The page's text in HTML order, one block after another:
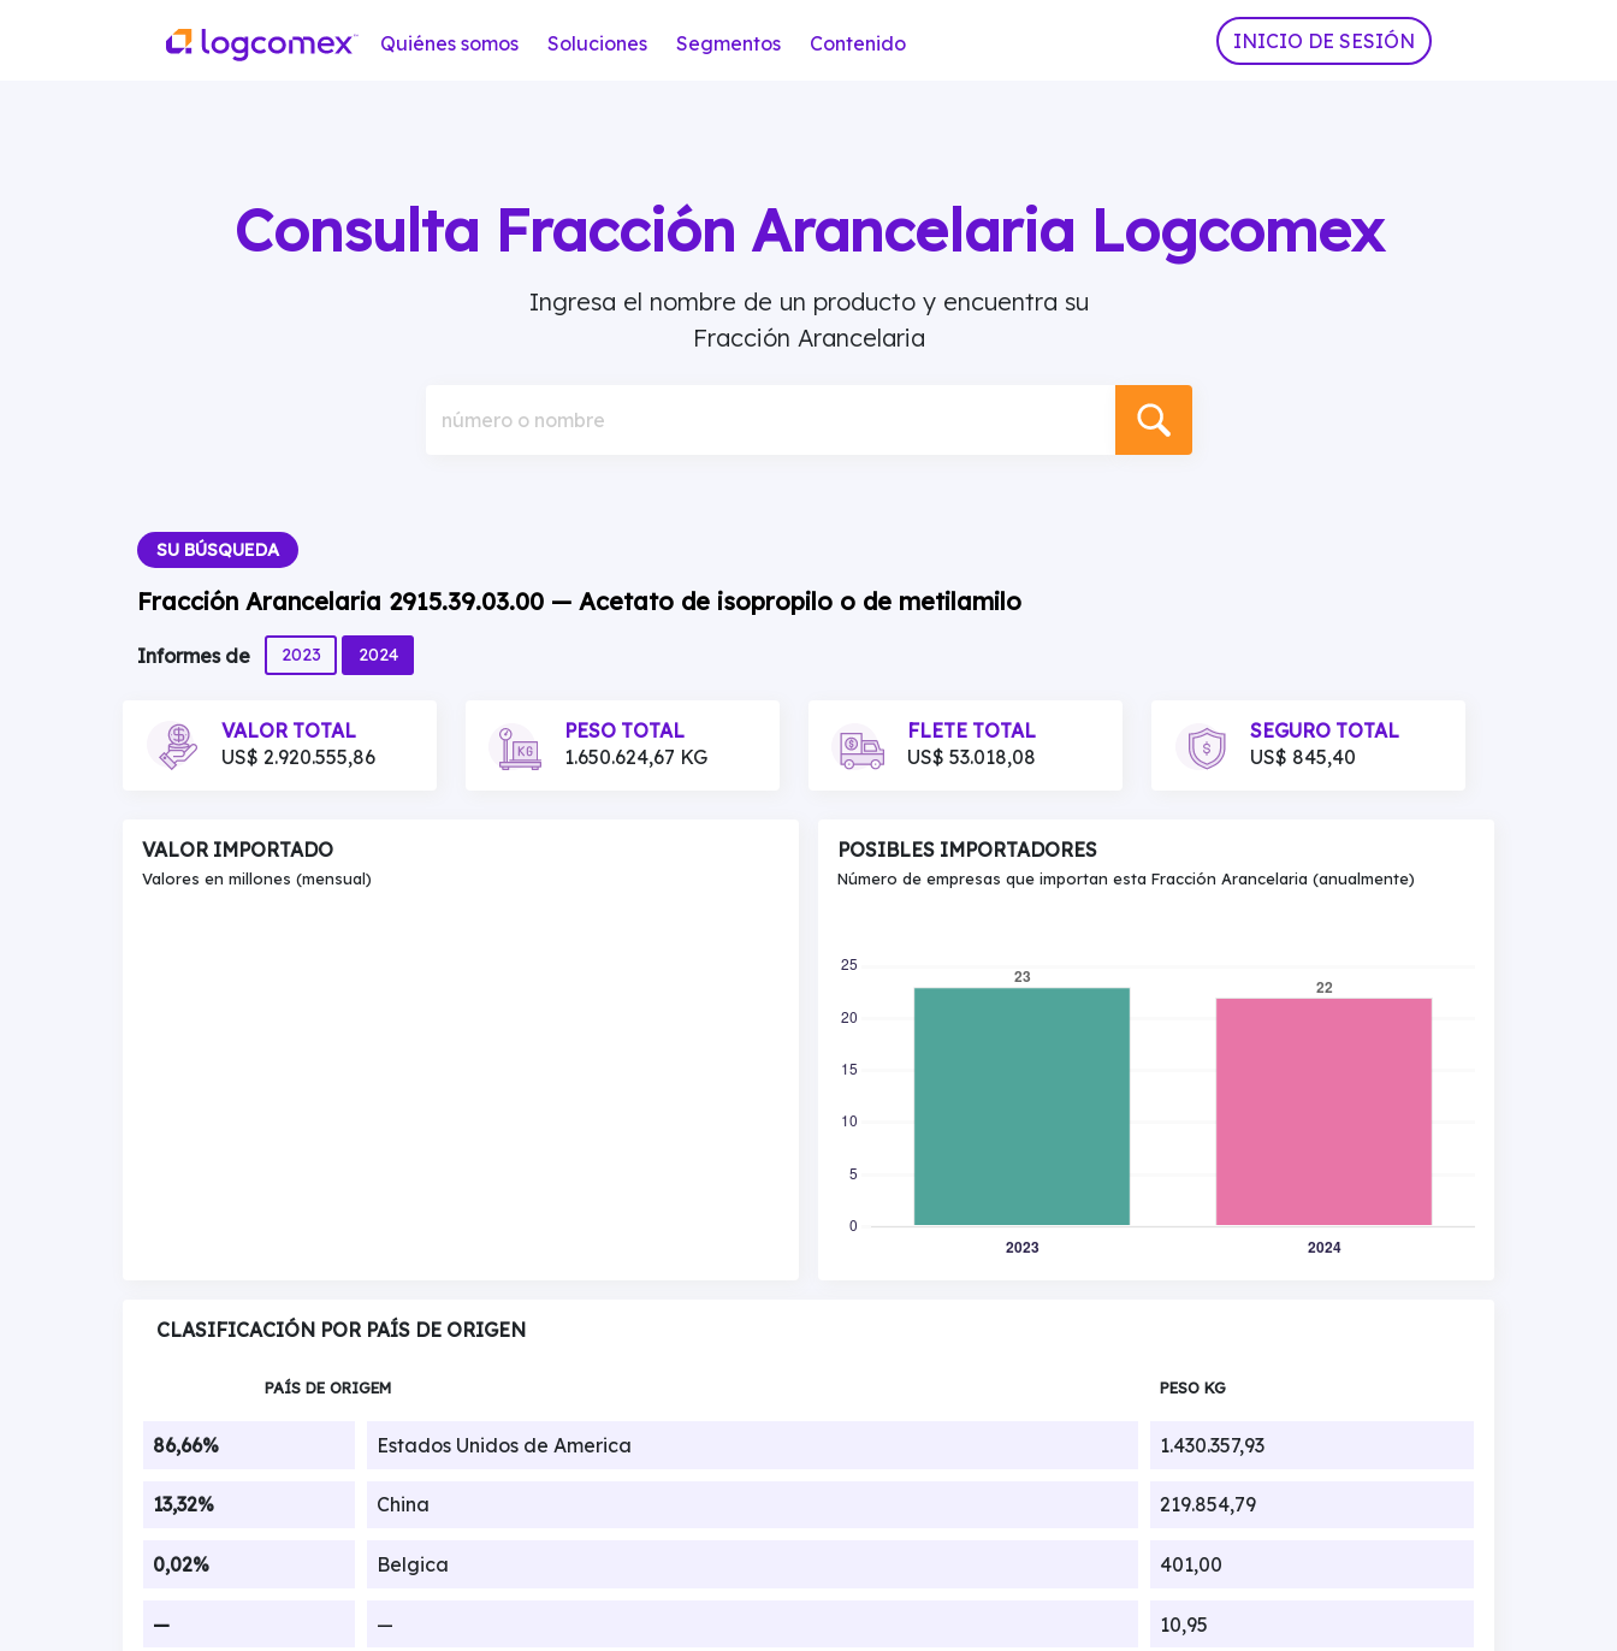
Quiénes somos Soluciones Segmentos Contenido INICIO DE SESIÓN
Consulta Fracción Arancelaria Logcomex
Ingresa el nombre de un producto y encuentra su
Fracción Arancelaria
número o nombre
SU BÚSQUEDA
Fracción Arancelaria 2915.39.03.00 — Acetato de isopropilo o de metilamilo
Informes de 2023 2024
VALOR TOTAL
US$ 2.920.555,86
PESO TOTAL
1.650.624,67 KG
FLETE TOTAL
US$ 53.018,08
SEGURO TOTAL
US$ 845,40
VALOR IMPORTADO
Valores en millones (mensual)
POSIBLES IMPORTADORES
Número de empresas que importan esta Fracción Arancelaria (anualmente)
CLASIFICACIÓN POR PAÍS DE ORIGEN
PAÍS DE ORIGEM PESO KG
86,66% Estados Unidos de America 1.430.357,93
13,32% China 219.854,79
0,02% Belgica 401,00
— — 10,95